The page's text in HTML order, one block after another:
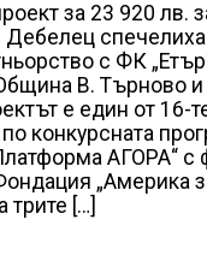
за 23 920 лв.
Дебелец
с ФК
В. Търново
е един от 16-
конкурсната
АГОРА“ с
„Америка
трите […]